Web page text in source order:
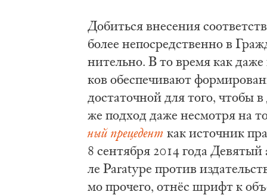
До­бить­ся вне­се­ния
бо­лее не­по­сред­ствен­но в
ни­тель­но. В то вре­мя как
ков обес­пе­чи­ва­ют
до­ста­точ­ной для то­го, что­бы
же под­ход да­же не­смот­ря на
ный пре­це­дент как ис­точ­ник
8 сен­тя­бря 2014 го­да
ле Paratype про­тив
мо про­че­го, от­нёс шрифт к